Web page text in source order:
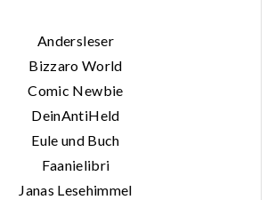
Andersleser
Bizzaro World
Comic Newbie
DeinAntiHeld
Eule und Buch
Faanielibri
Janas Lesehimmel